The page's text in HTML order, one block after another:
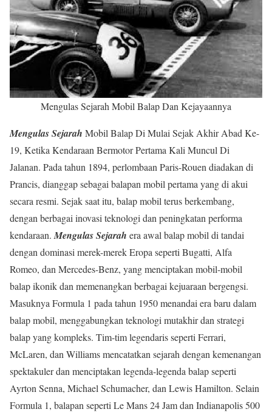
Mengulas Sejarah Mobil Balap Dan Kejayaannya
Mengulas Sejarah Mobil Balap Di Mulai Sejak Akhir Abad Ke-
19, Ketika Kendaraan Bermotor Pertama Kali Muncul Di
Jalanan. Pada tahun 1894, perlombaan Paris-Rouen diadakan di
Prancis, dianggap sebagai balapan mobil pertama yang di akui
secara resmi. Sejak saat itu, balap mobil terus berkembang,
dengan berbagai inovasi teknologi dan peningkatan performa
kendaraan. Mengulas Sejarah era awal balap mobil di tandai
dengan dominasi merek-merek Eropa seperti Bugatti, Alfa
Romeo, dan Mercedes-Benz, yang menciptakan mobil-mobil
balap ikonik dan memenangkan berbagai kejuaraan bergengsi.
Masuknya Formula 1 pada tahun 1950 menandai era baru dalam
balap mobil, menggabungkan teknologi mutakhir dan strategi
balap yang kompleks. Tim-tim legendaris seperti Ferrari,
McLaren, dan Williams mencatatkan sejarah dengan kemenangan
spektakuler dan menciptakan legenda-legenda balap seperti
Ayrton Senna, Michael Schumacher, dan Lewis Hamilton. Selain
Formula 1, balapan seperti Le Mans 24 Jam dan Indianapolis 500